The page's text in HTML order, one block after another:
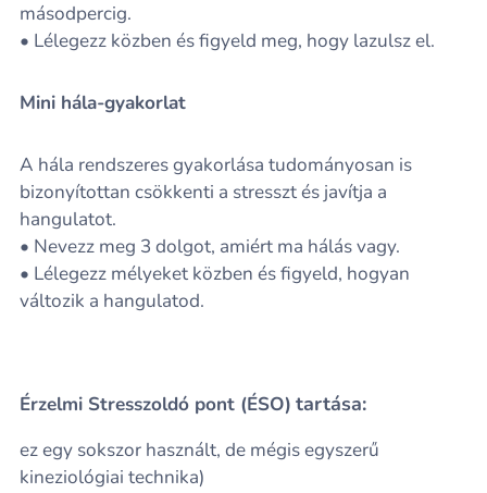
másodpercig.
• Lélegezz közben és figyeld meg, hogy lazulsz el.
Mini hála-gyakorlat
A hála rendszeres gyakorlása tudományosan is
bizonyítottan csökkenti a stresszt és javítja a
hangulatot.
• Nevezz meg 3 dolgot, amiért ma hálás vagy.
• Lélegezz mélyeket közben és figyeld, hogyan
változik a hangulatod.
Érzelmi Stresszoldó pont (ÉSO) tartása:
ez egy sokszor használt, de mégis egyszerű
kineziológiai technika)